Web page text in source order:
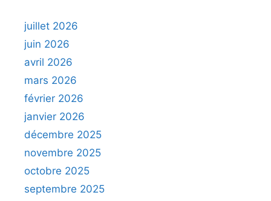
juillet 2026
juin 2026
avril 2026
mars 2026
février 2026
janvier 2026
décembre 2025
novembre 2025
octobre 2025
septembre 2025